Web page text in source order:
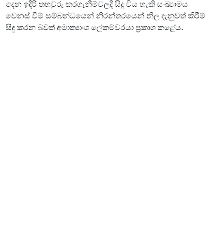
දෙන ඉදිරි තහවුරු කරගැනීම්වලදි සිදු විය හැකි සංඛ්‍යාමය
වෙනස් වීම් සම්බන්ධයෙන් නිරන්තරයෙන් නිල දැනුවත් කිරීම්
සිදු කරන බවත් අමාත්‍යාංශ ලේකම්වරයා ප්‍රකාශ කළේය.